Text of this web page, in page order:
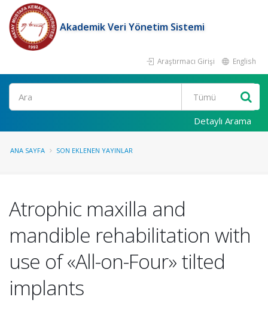
Akademik Veri Yönetim Sistemi
Araştırmacı Girişi English
Ara
Detaylı Arama
ANA SAYFA SON EKLENEN YAYINLAR
Atrophic maxilla and
mandible rehabilitation with
use of «All-on-Four» tilted
implants